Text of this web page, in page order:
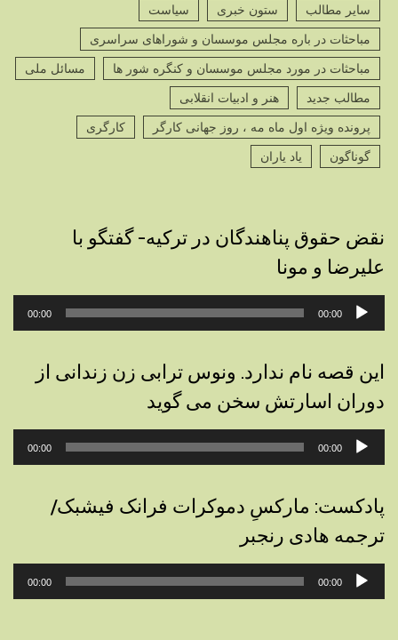
سایر مطالب
ستون خبری
سیاست
مباحثات در باره مجلس موسسان و شوراهای سراسری
مباحثات در مورد مجلس موسسان و کنگره شور ها
مسائل ملی
مطالب جدید
هنر و ادبیات انقلابی
پرونده ویژه اول ماه مه ، روز جهانی کارگر
کارگری
گوناگون
یاد یاران
نقض حقوق پناهندگان در ترکیه- گفتگو با
علیرضا و مونا
پخش‌کننده
صوت
00:00
00:00
این قصه نام ندارد. ونوس ترابی زن زندانی از
دوران اسارتش سخن می گوید
پخش‌کننده
صوت
00:00
00:00
پادکست: مارکسِ دموکرات فرانک فیشبک/
ترجمه هادی رنجبر
پخش‌کننده
صوت
00:00
00:00